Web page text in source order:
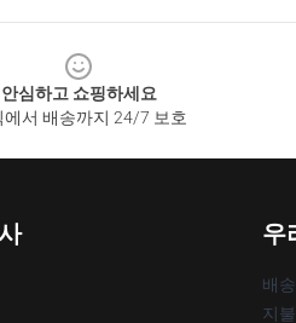
안심하고 쇼핑하세요
에서 배송까지 24/7 보호
우
배
지